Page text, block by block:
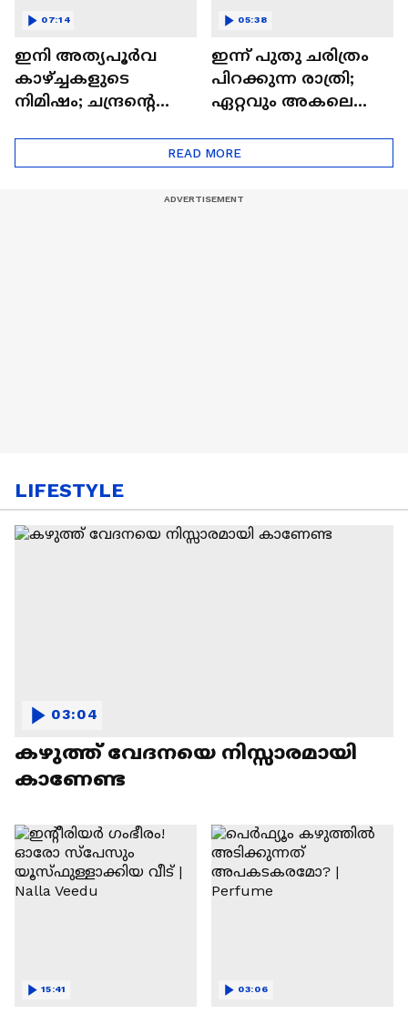
ഇനി അത്യപൂര്‍വ
കാഴ്ച്ചകളുടെ
നിമിഷം; ചന്ദ്രന്റെ
ഒറിയോണിന്റെ യാത്ര
ആരംഭിച്ചു
07:14
ഇന്ന് പുതു ചരിത്രം
പിറക്കുന്ന രാത്രി;
ഏറ്റവും അകലെ
05:38
READ MORE
LIFESTYLE
കഴുത്ത് വേദനയെ നിസ്സാരമായി
കാണേണ്ട
03:04
15:41 03:06